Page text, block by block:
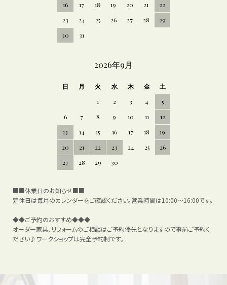
16
17 18 19 20 21
22
23
24 25 26 27 28
29
30
31
2026年9月
日 月 火 水 木 金
土
1
2 3 4
5
6
7 8 9 10 11
12
13
14 15 16 17 18
19
20
21 22 23 24 25
26
27
28 29 30
■■休業日のお知らせ■■
定休日は毎月のカレンダーをご確認ください。営業時間は10:00～16:00です。
◆◆ご予約のおすすめ◆◆◆
オーダー家具、リフォームのご相談はご予約優先となりますので事前ご予約く
ださい♪ワークショップは完全予約制です。